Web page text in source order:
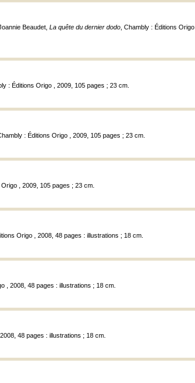
Beaudet, La quête du dernier dodo , Chambly : Éditions Origo ,
: Éditions Origo , 2009, 105 pages ; 23 cm.
: Éditions Origo , 2009, 105 pages ; 23 cm.
Origo , 2009, 105 pages ; 23 cm.
Origo , 2008, 48 pages : illustrations ; 18 cm.
, 2008, 48 pages : illustrations ; 18 cm.
48 pages : illustrations ; 18 cm.